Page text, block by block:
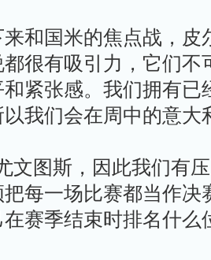
国米的焦点战，皮
很有吸引力，它们不
紧张感。我们拥有已
我们会在周中的意大
图斯，因此我们有压
每一场比赛都当作决
赛季结束时排名什么